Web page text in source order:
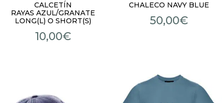
CALCETÍN
RAYAS AZUL/GRANATE
LONG(L) O SHORT(S)
10,00€
CHALECO NAVY BLUE
50,00€